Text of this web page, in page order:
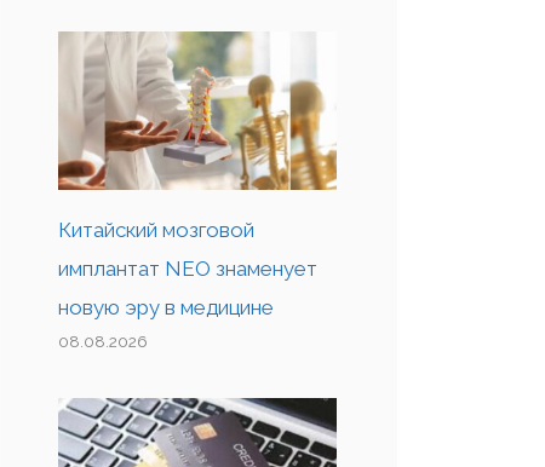
Китайский мозговой
имплантат NEO знаменует
новую эру в медицине
08.08.2026